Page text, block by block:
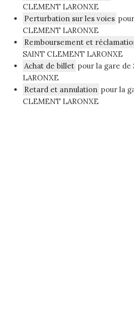
CLEMENT LARONXE
Perturbation sur les voies
CLEMENT LARONXE
Remboursement et
SAINT CLEMENT LARONXE
Achat de billet pour la gare de
LARONXE
Retard et annulation pour la
CLEMENT LARONXE